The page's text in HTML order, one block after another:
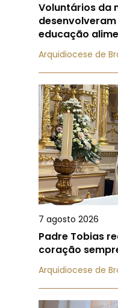
Voluntários da
educação
Arquidiocese de
7 agosto 2026
Padre Tobias
coração
Arquidiocese de